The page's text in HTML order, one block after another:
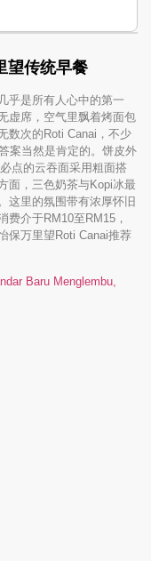
传统早餐
乎是所有人心中的第一
虚席，空气里飘着烤面包
数次的Roti Canai，不少
案当然是肯定的。饼皮外
点的云吞面采用粗面搭
面，三色奶茶与Kopi冰最
这里的氛围带有浓厚怀旧
费介于RM10至RM15，
保万里望Roti Canai推荐
Baru Menglembu,